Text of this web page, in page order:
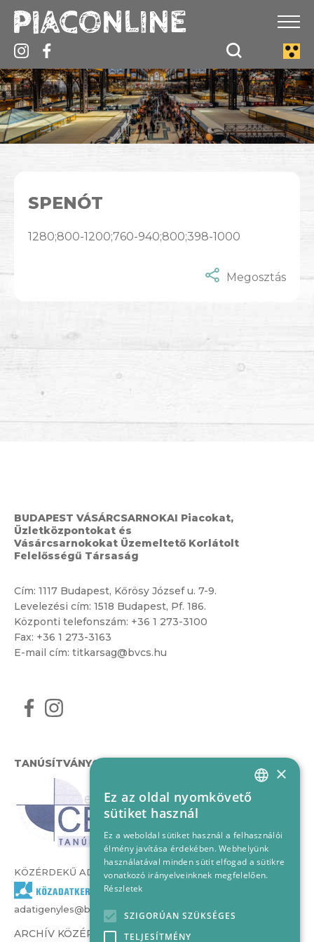
SPENÓT
1280;800-1200;760-940;800;398-1000
Megosztás
BUDAPEST VÁSÁRCSARNOKAI Piacokat,
Üzletközpontokat és
Vásárcsarnokokat Üzemeltető Korlátolt
Felelősségű Társaság
Cím: 1117 Budapest, Kőrösy József u. 7-9.
Levelezési cím: 1518 Budapest, Pf. 186.
Központi telefonszám: +36 1 273-3100
Fax: +36 1 273-3163
E-mail cím: titkarsag@bvcs.hu
TANÚSÍTVÁNYOK
KÖZÉRDEKŰ ADATOK
adatigenyles@bvcs.hu
ARCHÍV KÖZÉRDEKŰ ADATOK –
HUNGARIAN
×
Ez az oldal nyomkövető
sütiket használ
Ez a weboldal sütiket használ a felhasználói
élmény javítása érdekében. Webhelyünk
használatával minden sütit elfogad a sütikre
vonatkozó irányelveinknek megfelelően.
Részletek
SZIGORÚAN SZÜKSÉGES
TELJESÍTMÉNY